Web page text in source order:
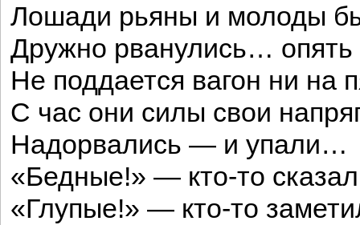
Лошади рьяны и молоды
Дружно рванулись…
Не поддается вагон ни на
С час они силы свои
Надорвались — и упали…
«Бедные!» — кто-то
«Глупые!» — кто-то